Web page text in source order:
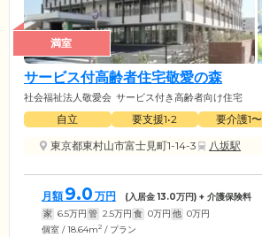
満室
サービス付高齢者住宅敬愛の森
社会福祉法人敬愛会 サービス付き高齢者向け住宅
自立 要支援1•2 要介護1
東京都東村山市富士見町1-14-3
八坂駅
月額 9.0 万円 (入居金13.0万円) + 介護保険料
家 6.5万円 管 2.5万円 食 0万円 他 0万円
個室 / 18.64m2 / プラン